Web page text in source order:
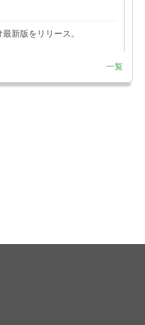
新版をリリース。
Mac向け最新版をリリー
、建築、サバイバル
一覧